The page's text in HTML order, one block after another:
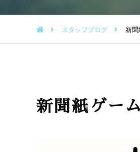
スタッフブログ 新
新聞紙ゲー